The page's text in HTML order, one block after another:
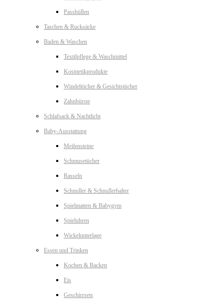
Passhüllen
Taschen & Rucksäcke
Baden & Waschen
Textilpflege & Waschmittel
Kosmetikprodukte
Windeltücher & Gesichtstücher
Zahnbürste
Schlafsack & Nachtlicht
Baby-Ausstattung
Meilensteine
Schmusetücher
Rasseln
Schnuller & Schnullerhalter
Spielmatten & Babygym
Spieluhren
Wickelunterlage
Essen und Trinken
Kochen & Backen
Eis
Geschirrsets